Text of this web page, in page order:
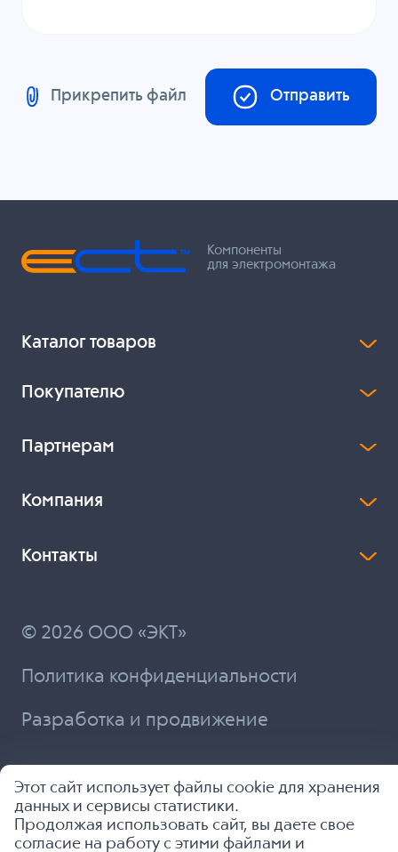
Прикрепить файл Отправить
Компоненты
для электромонтажа
Каталог товаров
Покупателю
Партнерам
Компания
Контакты
© 2026 ООО «ЭКТ»
Политика конфиденциальности
Разработка и продвижение
Этот сайт использует файлы cookie для хранения
данных и сервисы статистики.
Продолжая использовать сайт, вы даете свое
согласие на работу с этими файлами и